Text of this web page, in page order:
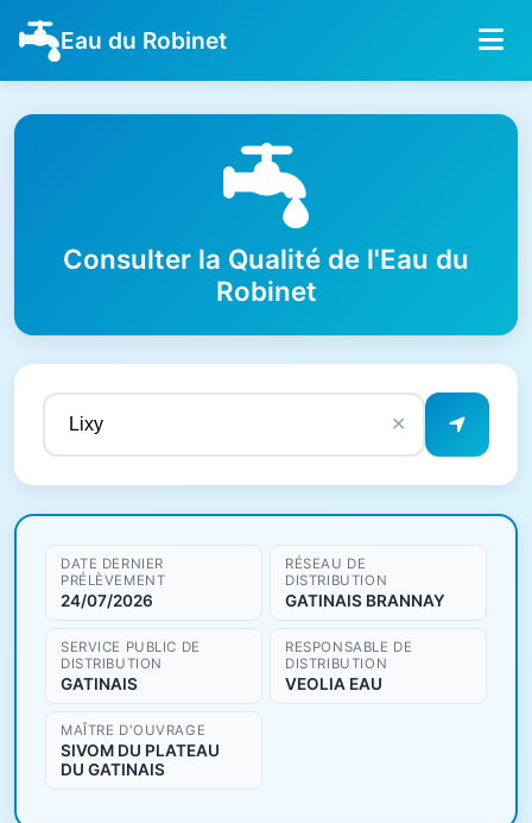
Eau du Robinet
Consulter la Qualité de l'Eau du
Robinet
✕
Résultats de qualité de l'eau
DATE DERNIER
PRÉLÈVEMENT
24/07/2026
RÉSEAU DE
DISTRIBUTION
GATINAIS BRANNAY
SERVICE PUBLIC DE
DISTRIBUTION
GATINAIS
RESPONSABLE DE
DISTRIBUTION
VEOLIA EAU
MAÎTRE D'OUVRAGE
SIVOM DU PLATEAU
DU GATINAIS